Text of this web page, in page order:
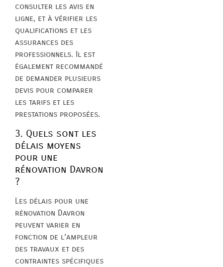
consulter les avis en
ligne, et à vérifier les
qualifications et les
assurances des
professionnels. Il est
également recommandé
de demander plusieurs
devis pour comparer
les tarifs et les
prestations proposées.
3. Quels sont les
délais moyens
pour une
rénovation Davron
?
Les délais pour une
rénovation Davron
peuvent varier en
fonction de l’ampleur
des travaux et des
contraintes spécifiques